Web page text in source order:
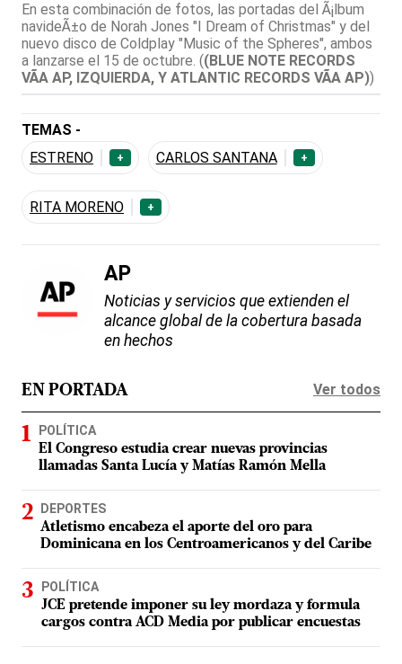
En esta combinación de fotos, las portadas del Ã¡lbum
navideÃ±o de Norah Jones "I Dream of Christmas" y del
nuevo disco de Coldplay "Music of the Spheres", ambos
a lanzarse el 15 de octubre. ((BLUE NOTE RECORDS
VÃ­A AP, IZQUIERDA, Y ATLANTIC RECORDS VÃ­A AP))
TEMAS -
ESTRENO
+ CARLOS SANTANA +
RITA MORENO +
AP
Noticias y servicios que extienden el
alcance global de la cobertura basada
en hechos
EN PORTADA Ver todos
POLÍTICA
El Congreso estudia crear nuevas provincias
llamadas Santa Lucía y Matías Ramón Mella
DEPORTES
Atletismo encabeza el aporte del oro para
Dominicana en los Centroamericanos y del Caribe
POLÍTICA
JCE pretende imponer su ley mordaza y formula
cargos contra ACD Media por publicar encuestas